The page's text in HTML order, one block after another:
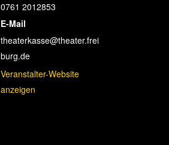
0761 2012853
E-Mail
theaterkasse@theater.frei
burg.de
Veranstalter-Website
anzeigen